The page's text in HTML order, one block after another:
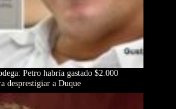
Petro habría gastado $2.000
desprestigiar a Duque